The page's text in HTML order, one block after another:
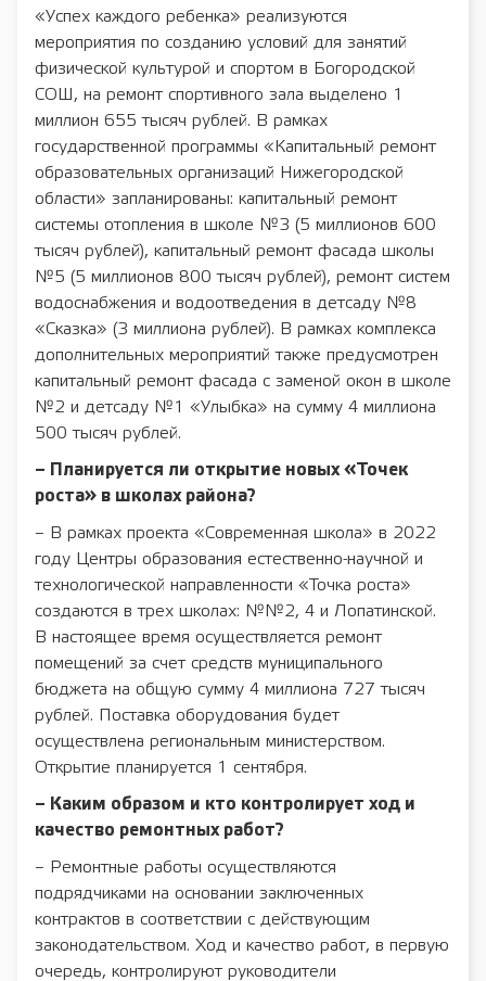
«Успех каждого ребенка» реализуются
мероприятия по созданию условий для занятий
физической культурой и спортом в Богородской
СОШ, на ремонт спортивного зала выделено 1
миллион 655 тысяч рублей. В рамках
государственной программы «Капитальный ремонт
образовательных организаций Нижегородской
области» запланированы: капитальный ремонт
системы отопления в школе №3 (5 миллионов 600
тысяч рублей), капитальный ремонт фасада школы
№5 (5 миллионов 800 тысяч рублей), ремонт систем
водоснабжения и водоотведения в детсаду №8
«Сказка» (3 миллиона рублей). В рамках комплекса
дополнительных мероприятий также предусмотрен
капитальный ремонт фасада с заменой окон в школе
№2 и детсаду №1 «Улыбка» на сумму 4 миллиона
500 тысяч рублей.
– Планируется ли открытие новых «Точек
роста» в школах района?
– В рамках проекта «Современная школа» в 2022
году Центры образования естественно-научной и
технологической направленности «Точка роста»
создаются в трех школах: №№2, 4 и Лопатинской.
В настоящее время осуществляется ремонт
помещений за счет средств муниципального
бюджета на общую сумму 4 миллиона 727 тысяч
рублей. Поставка оборудования будет
осуществлена региональным министерством.
Открытие планируется 1 сентября.
– Каким образом и кто контролирует ход и
качество ремонтных работ?
– Ремонтные работы осуществляются
подрядчиками на основании заключенных
контрактов в соответствии с действующим
законодательством. Ход и качество работ, в первую
очередь, контролируют руководители